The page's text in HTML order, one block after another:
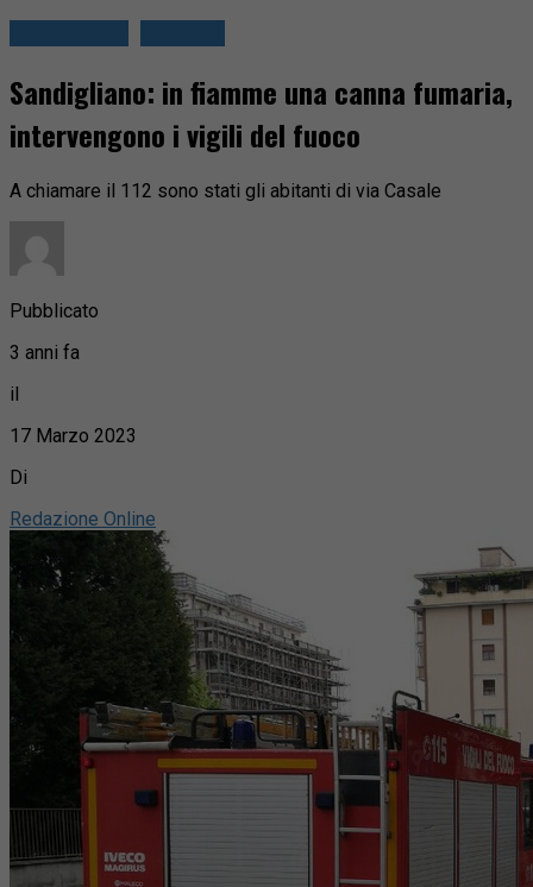
Sandigliano: in fiamme una canna fumaria,
intervengono i vigili del fuoco
A chiamare il 112 sono stati gli abitanti di via Casale
Pubblicato
3 anni fa
il
17 Marzo 2023
Di
Redazione Online